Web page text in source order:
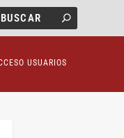
USUARIOS